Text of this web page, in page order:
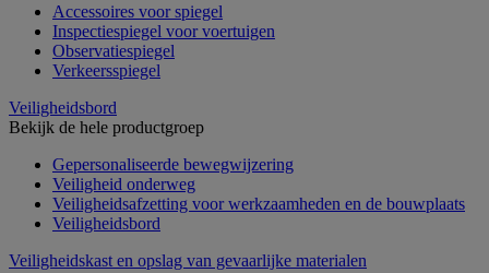
Accessoires voor spiegel
Inspectiespiegel voor voertuigen
Observatiespiegel
Verkeersspiegel
Veiligheidsbord
Bekijk de hele productgroep
Gepersonaliseerde bewegwijzering
Veiligheid onderweg
Veiligheidsafzetting voor werkzaamheden en de bouwplaats
Veiligheidsbord
Veiligheidskast en opslag van gevaarlijke materialen